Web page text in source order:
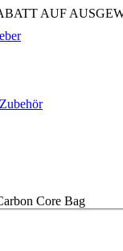
AUF
Zubehör
Core Bag